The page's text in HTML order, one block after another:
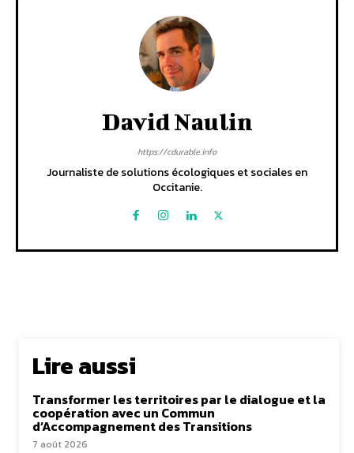
David Naulin
https://cdurable.info
Journaliste de solutions écologiques et sociales en
Occitanie.
Lire aussi
Transformer les territoires par le dialogue et la
coopération avec un Commun
d’Accompagnement des Transitions
7 août 2026